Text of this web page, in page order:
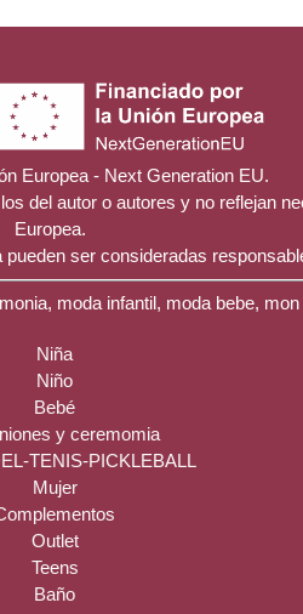
Europea - Next Generation EU.
del autor o autores y no reflejan
Europea.
ser consideradas
moda infantil, moda bebe,
Niña
Niño
Bebé
y ceremomia
TENIS-PICKLEBALL
Mujer
Outlet
Teens
Baño